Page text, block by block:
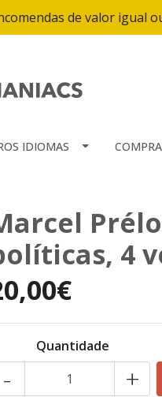
de valor igual
IDIOMAS
4
Quantidade
+
-